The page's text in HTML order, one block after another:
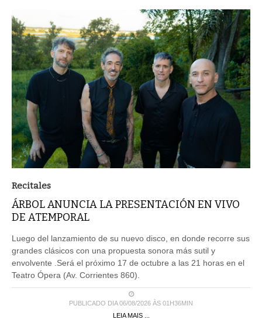
Recitales
ÁRBOL ANUNCIA LA PRESENTACIÓN EN VIVO
DE ATEMPORAL
Luego del lanzamiento de su nuevo disco, en donde recorre sus
grandes clásicos con una propuesta sonora más sutil y
envolvente .Será el próximo 17 de octubre a las 21 horas en el
Teatro Ópera (Av. Corrientes 860).
PUBLICADO DIA 06/08/2026 ÀS 01H36MIN
LEIA MAIS ...